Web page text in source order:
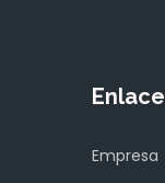
Empresa